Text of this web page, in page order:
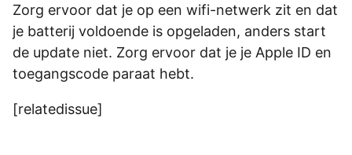
Zorg ervoor dat je op een wifi-netwerk zit en dat
je batterij voldoende is opgeladen, anders start
de update niet. Zorg ervoor dat je je Apple ID en
toegangscode paraat hebt.
[relatedissue]